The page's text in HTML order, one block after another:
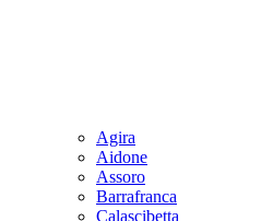
Agira
Aidone
Assoro
Barrafranca
Calascibetta